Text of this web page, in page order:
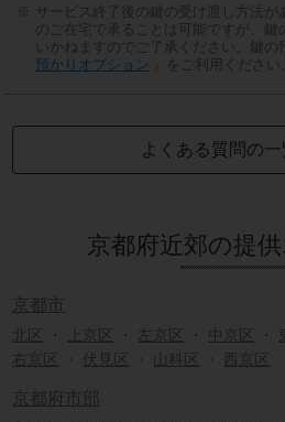
サービス終了後の鍵の受け渡し方法
のご在宅で承ることは可能ですが、鍵
いかねますのでご了承ください。鍵の
預かりオプション
」をご利用ください
よくある質問の
京都府近郊の提
京都市
北区 ・ 上京区 ・ 左京区 ・ 中京区 ・
右京区
・ 伏見区 ・ 山科区 ・ 西京区
京都府市部